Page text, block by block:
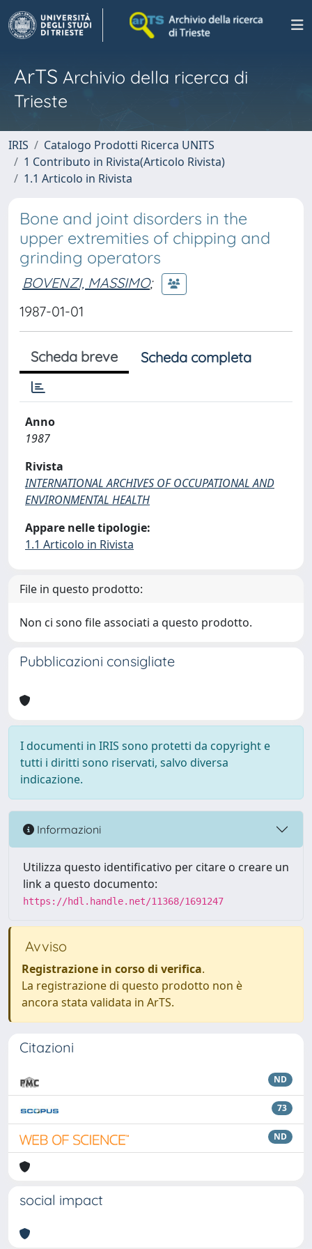
ArTS Archivio della ricerca di
Trieste
IRIS
Catalogo Prodotti Ricerca UNITS
1 Contributo in Rivista(Articolo Rivista)
1.1 Articolo in Rivista
Bone and joint disorders in the
upper extremities of chipping and
grinding operators
BOVENZI, MASSIMO;
1987-01-01
Scheda breve Scheda completa
Anno
1987
Rivista
INTERNATIONAL ARCHIVES OF OCCUPATIONAL AND
ENVIRONMENTAL HEALTH
Appare nelle tipologie:
1.1 Articolo in Rivista
File in questo prodotto:
Non ci sono file associati a questo prodotto.
Pubblicazioni consigliate
I documenti in IRIS sono protetti da copyright e
tutti i diritti sono riservati, salvo diversa
indicazione.
Informazioni
Utilizza questo identificativo per citare o creare un
link a questo documento:
https://hdl.handle.net/11368/1691247
Avviso
Registrazione in corso di verifica.
La registrazione di questo prodotto non è
ancora stata validata in ArTS.
Citazioni
ND
73
ND
social impact